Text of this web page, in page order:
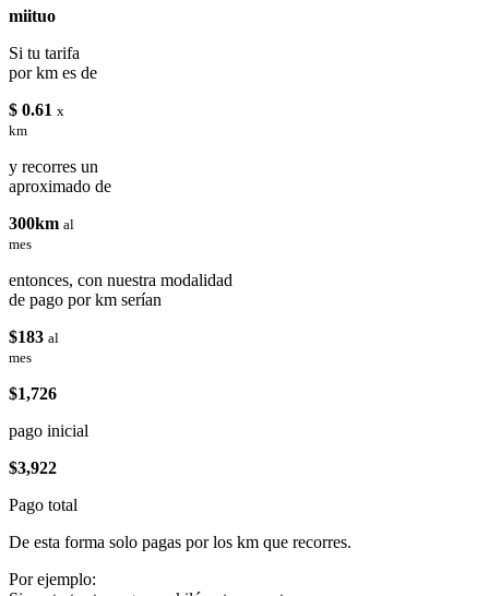
miituo
Si tu tarifa
por km es de
$ 0.61 x
km
y recorres un
aproximado de
300km al
mes
entonces, con nuestra modalidad
de pago por km serían
$183 al
mes
$1,726
pago inicial
$3,922
Pago total
De esta forma solo pagas por los km que recorres.
Por ejemplo: